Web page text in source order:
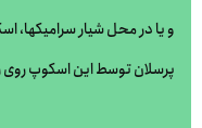
و یا در محل شیار سرامیکها،
پرسلان توسط این اسکوپ